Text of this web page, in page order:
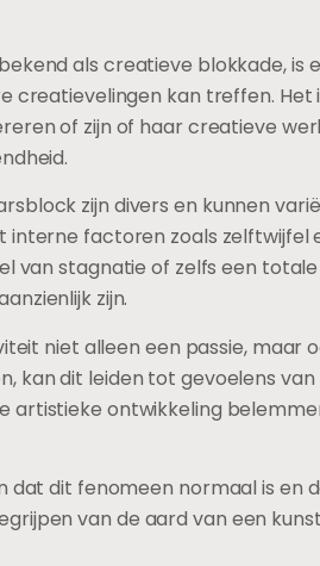
als creatieve blokkade,
creatievelingen kan treffen.
of zijn of haar creatieve
zijn divers en kunnen
factoren zoals zelftwijfel
van stagnatie of zelfs een
zijn.
niet alleen een passie, maar
kan dit leiden tot gevoelens
artistieke ontwikkeling
dat dit fenomeen normaal is en
van de aard van een